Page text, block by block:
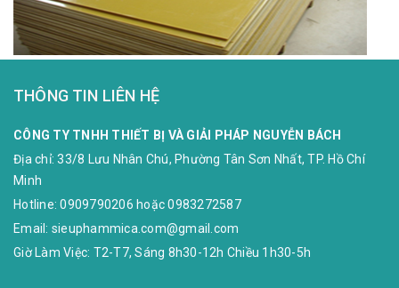
THÔNG TIN LIÊN HỆ
CÔNG TY TNHH THIẾT BỊ VÀ GIẢI PHÁP NGUYỄN BÁCH
Địa chỉ:33/8 Lưu Nhân Chú, Phường Tân Sơn Nhất, TP. Hồ Chí
Minh
Hotline:0909790206 hoặc0983272587
Email: sieuphammica.com@gmail.com
Giờ Làm Việc: T2-T7, Sáng 8h30-12h Chiều 1h30-5h